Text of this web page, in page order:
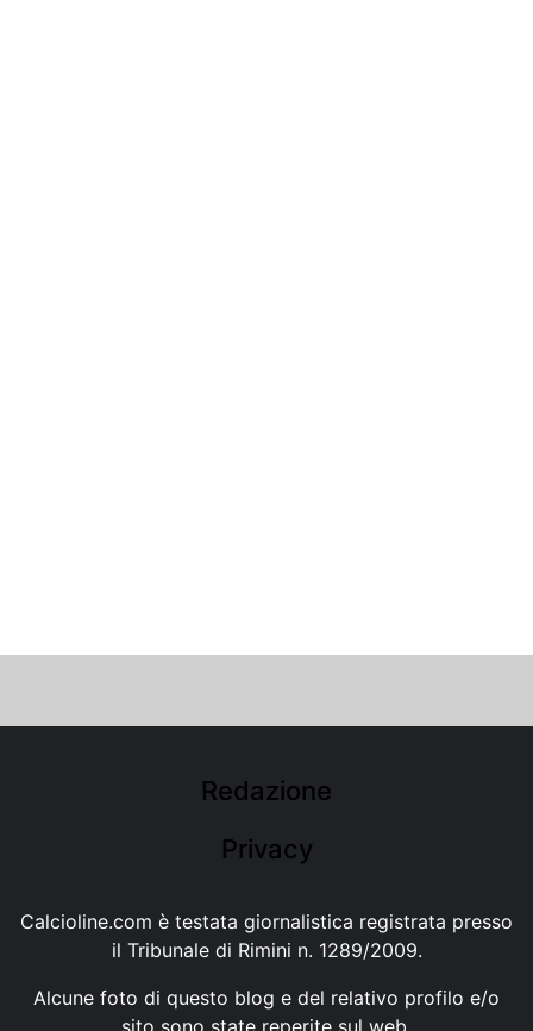
Redazione
Privacy
Calcioline.com è testata giornalistica registrata presso
il Tribunale di Rimini n. 1289/2009.
Alcune foto di questo blog e del relativo profilo e/o